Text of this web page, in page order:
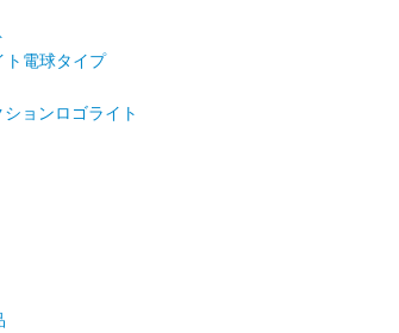
ト電球タイプ
ョンロゴライト